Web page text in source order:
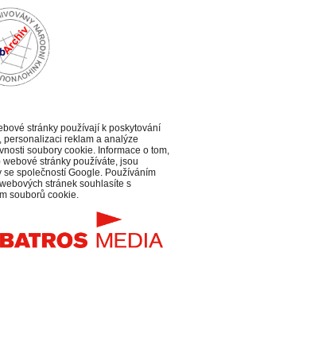
stránky používají k poskytování
personalizaci reklam a analýze
soubory cookie. Informace o tom,
webové stránky používáte, jsou
se společností Google. Používáním
stránek souhlasíte s
souborů cookie.